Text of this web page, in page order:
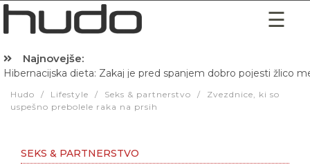
Najnovejše:
Hibernacijska dieta: Zakaj je pred spanjem dobro pojesti žlico
Hudo / Lifestyle / Seks & partnerstvo /
Zvezdnice, ki so
uspešno prebolele raka na prsih
SEKS & PARTNERSTVO